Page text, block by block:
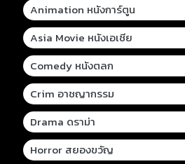
Animation หนังการ์ตูน
Asia Movie หนังเอเชีย
Comedy หนังตลก
Crim อาชญากรรม
Drama ดราม่า
Horror สยองขวัญ